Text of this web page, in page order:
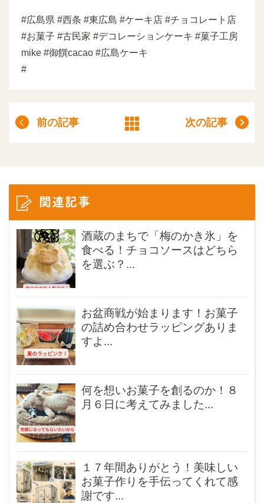
#広島県 #西条 #東広島 #ケーキ店 #チョコレート店
#お菓子 #古民家 #デコレーションケーキ #菓子工房
mike #御饌cacao #広島ケーキ
#
前の記事 次の記事
関連記事
酒蔵のまちで「梅のかき氷」を
食べる！チョコソースはどちら
を選ぶ？...
お盆商戦が始まります！お菓子
の詰め合わせラッピングありま
すよ...
何を想いお菓子を創るのか！８
月６日に考えてみました...
１７年間ありがとう！美味しい
お菓子作りを手伝ってくれて感
謝です...